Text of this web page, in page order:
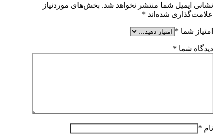
نشانی ایمیل شما منتشر نخواهد شد. بخش‌های موردنیاز
علامت‌گذاری شده‌اند *
امتیاز شما *
دیدگاه شما *
نام *